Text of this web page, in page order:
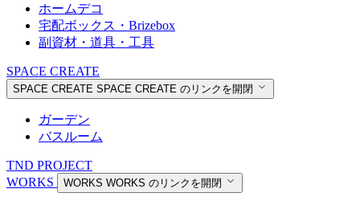
ホームデコ
宅配ボックス・Brizebox
副資材・道具・工具
SPACE CREATE
SPACE CREATE SPACE CREATE のリンクを開閉
ガーデン
バスルーム
TND PROJECT
WORKS
WORKS WORKS のリンクを開閉